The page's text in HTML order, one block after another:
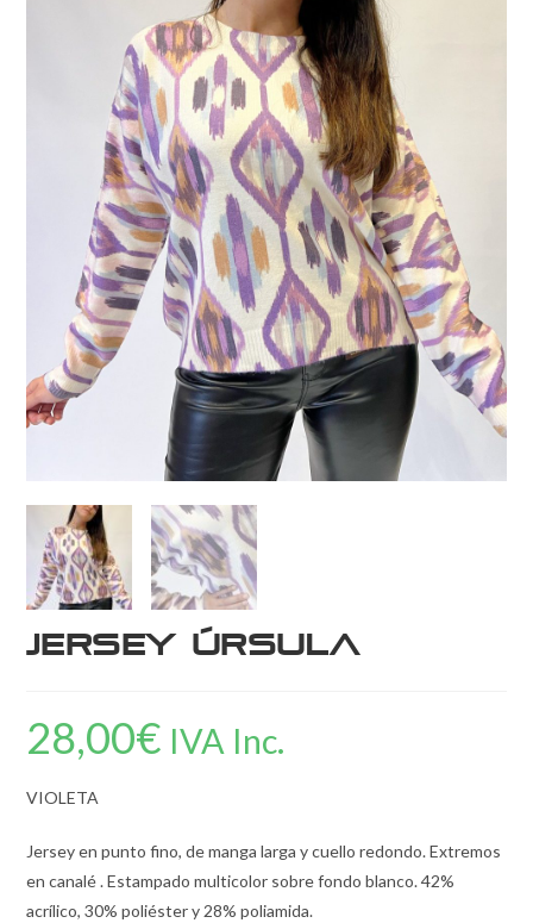
Jersey Úrsula
28,00€ IVA Inc.
VIOLETA
Jersey en punto fino, de manga larga y cuello redondo. Extremos
en canalé . Estampado multicolor sobre fondo blanco. 42%
acrílico, 30% poliéster y 28% poliamida.